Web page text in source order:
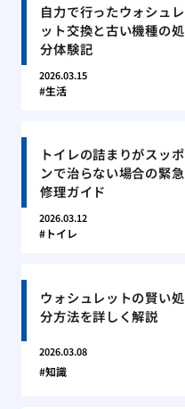
自力で行ったウォシュレ
ット交換と古い機種の処
分体験記
2026.03.15
生活
トイレの詰まりがスッポ
ンで治らない場合の緊急
修理ガイド
2026.03.12
トイレ
ウォシュレットの賢い処
分方法を詳しく解説
2026.03.08
知識